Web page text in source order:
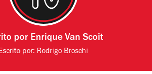
por Enrique Van Scoit
por: Rodrigo Broschi